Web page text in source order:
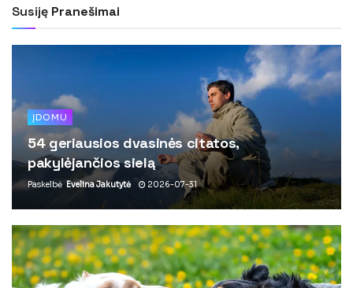
Susiję Pranešimai
ĮDOMU
54 geriausios dvasinės citatos,
pakylėjančios sielą
Paskelbė Evelina Jakutytė 2026-07-31